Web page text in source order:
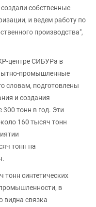
собственные
и ведем работу по
производства",
центре СИБУРа в
промышленные
словам, подготовлены
и создания
тонн в год. Эти
160 тысяч тонн
тонн на
синтетических
в
видна связка